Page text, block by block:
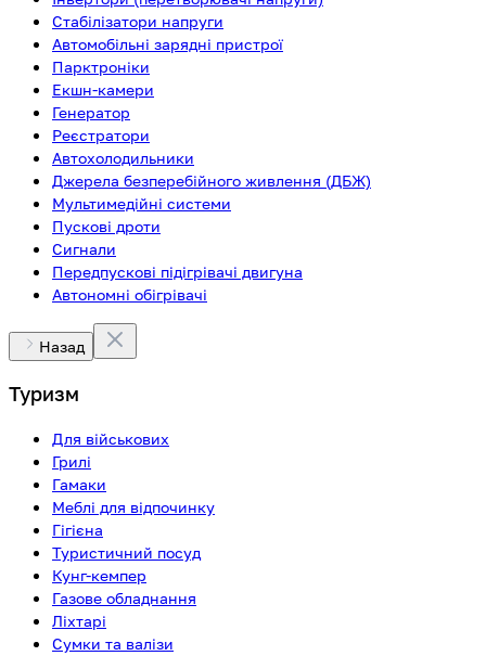
Стабілізатори напруги
Автомобільні зарядні пристрої
Парктроніки
Екшн-камери
Генератор
Реєстратори
Автохолодильники
Джерела безперебійного живлення (ДБЖ)
Мультимедійні системи
Пускові дроти
Сигнали
Передпускові підігрівачі двигуна
Автономні обігрівачі
Назад
Туризм
Для військових
Грилі
Гамаки
Меблі для відпочинку
Гігієна
Туристичний посуд
Кунг-кемпер
Газове обладнання
Ліхтарі
Сумки та валізи